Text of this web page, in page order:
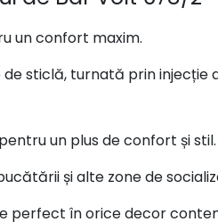
un confort maxim.
sticlă, turnată prin injecție
un plus de confort și stil.
și alte zone de
perfect în orice decor